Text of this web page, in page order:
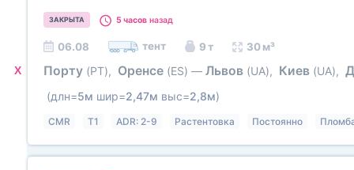
X
ЗАКРЫТА 5 часов назад
06.08 тент 9 т 30 м³
Порту (PT), Оренсе (ES) — Львов (UA), Киев (UA),
(длн=5м шир=2,47м выс=2,8м)
CMR T1 ADR: 2-9 Растентовка Постоянно